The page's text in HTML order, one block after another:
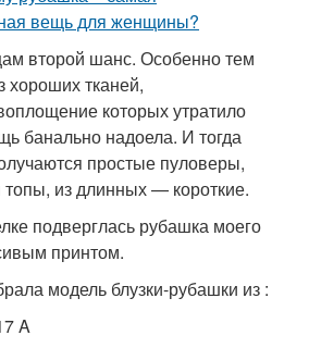
второй шанс. Особенно тем
хороших тканей,
которых утратило
банально надоела. И тогда
простые пуловеры,
топы, из длинных — короткие.
подверглась рубашка моего
принтом.
модель блузки-рубашки из :
A